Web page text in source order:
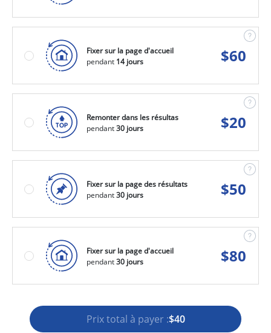
Fixer sur la page d'accueil
pendant 14 jours $60
Remonter dans les résultas
pendant30 jours $20
Fixer sur la page des résultats
pendant30 jours $50
Fixer sur la page d'accueil
pendant30 jours $80
Prix total à payer :$40